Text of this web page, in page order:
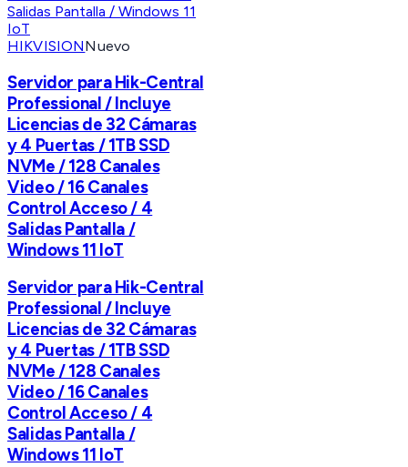
HIKVISIONNuevo
Servidor para Hik-Central
Professional / Incluye
Licencias de 32 Cámaras
y 4 Puertas / 1TB SSD
NVMe / 128 Canales
Video / 16 Canales
Control Acceso / 4
Salidas Pantalla /
Windows 11 IoT
Servidor para Hik-Central
Professional / Incluye
Licencias de 32 Cámaras
y 4 Puertas / 1TB SSD
NVMe / 128 Canales
Video / 16 Canales
Control Acceso / 4
Salidas Pantalla /
Windows 11 IoT